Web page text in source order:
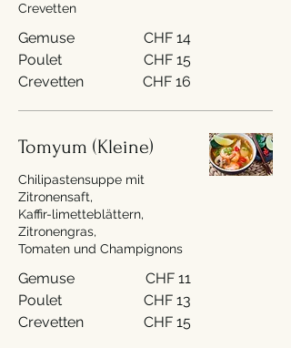
Crevetten
Gemuse
CHF 14
Poulet
CHF 15
Crevetten
CHF 16
Tomyum (Kleine)
Chilipastensuppe mit
Zitronensaft,
Kaffir-limetteblättern,
Zitronengras,
Tomaten und Champignons
Gemuse
CHF 11
Poulet
CHF 13
Crevetten
CHF 15